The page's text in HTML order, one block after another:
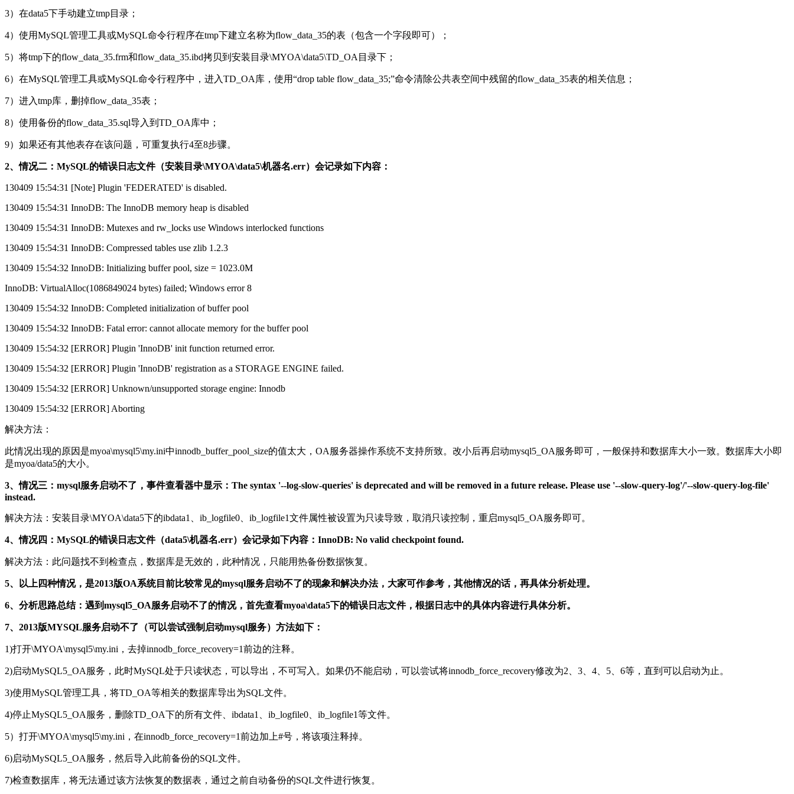
3）在data5下手动建立tmp目录；
4）使用MySQL管理工具或MySQL命令行程序在tmp下建立名称为flow_data_35的表（包含一个字段即可）；
5）将tmp下的flow_data_35.frm和flow_data_35.ibd拷贝到安装目录\MYOA\data5\TD_OA目录下；
6）在MySQL管理工具或MySQL命令行程序中，进入TD_OA库，使用“drop table flow_data_35;”命令清除公共表空间中残留的flow_data_35表的相关信息；
7）进入tmp库，删掉flow_data_35表；
8）使用备份的flow_data_35.sql导入到TD_OA库中；
9）如果还有其他表存在该问题，可重复执行4至8步骤。
2、情况二：MySQL的错误日志文件（安装目录\MYOA\data5\机器名.err）会记录如下内容：
130409 15:54:31 [Note] Plugin 'FEDERATED' is disabled.
130409 15:54:31 InnoDB: The InnoDB memory heap is disabled
130409 15:54:31 InnoDB: Mutexes and rw_locks use Windows interlocked functions
130409 15:54:31 InnoDB: Compressed tables use zlib 1.2.3
130409 15:54:32 InnoDB: Initializing buffer pool, size = 1023.0M
InnoDB: VirtualAlloc(1086849024 bytes) failed; Windows error 8
130409 15:54:32 InnoDB: Completed initialization of buffer pool
130409 15:54:32 InnoDB: Fatal error: cannot allocate memory for the buffer pool
130409 15:54:32 [ERROR] Plugin 'InnoDB' init function returned error.
130409 15:54:32 [ERROR] Plugin 'InnoDB' registration as a STORAGE ENGINE failed.
130409 15:54:32 [ERROR] Unknown/unsupported storage engine: Innodb
130409 15:54:32 [ERROR] Aborting
解决方法：
此情况出现的原因是myoa\mysql5\my.ini中innodb_buffer_pool_size的值太大，OA服务器操作系统不支持所致。改小后再启动mysql5_OA服务即可，一般保持和数据库大小一致。数据库大小即
是myoa/data5的大小。
3、情况三：mysql服务启动不了，事件查看器中显示：The syntax '--log-slow-queries' is deprecated and will be removed in a future release. Please use '--slow-query-log'/'--slow-query-log-file'
instead.
解决方法：安装目录\MYOA\data5下的ibdata1、ib_logfile0、ib_logfile1文件属性被设置为只读导致，取消只读控制，重启mysql5_OA服务即可。
4、情况四：MySQL的错误日志文件（data5\机器名.err）会记录如下内容：InnoDB: No valid checkpoint found.
解决方法：此问题找不到检查点，数据库是无效的，此种情况，只能用热备份数据恢复。
5、以上四种情况，是2013版OA系统目前比较常见的mysql服务启动不了的现象和解决办法，大家可作参考，其他情况的话，再具体分析处理。
6、分析思路总结：遇到mysql5_OA服务启动不了的情况，首先查看myoa\data5下的错误日志文件，根据日志中的具体内容进行具体分析。
7、2013版MYSQL服务启动不了（可以尝试强制启动mysql服务）方法如下：
1)打开\MYOA\mysql5\my.ini，去掉innodb_force_recovery=1前边的注释。
2)启动MySQL5_OA服务，此时MySQL处于只读状态，可以导出，不可写入。如果仍不能启动，可以尝试将innodb_force_recovery修改为2、3、4、5、6等，直到可以启动为止。
3)使用MySQL管理工具，将TD_OA等相关的数据库导出为SQL文件。
4)停止MySQL5_OA服务，删除TD_OA下的所有文件、ibdata1、ib_logfile0、ib_logfile1等文件。
5）打开\MYOA\mysql5\my.ini，在innodb_force_recovery=1前边加上#号，将该项注释掉。
6)启动MySQL5_OA服务，然后导入此前备份的SQL文件。
7)检查数据库，将无法通过该方法恢复的数据表，通过之前自动备份的SQL文件进行恢复。